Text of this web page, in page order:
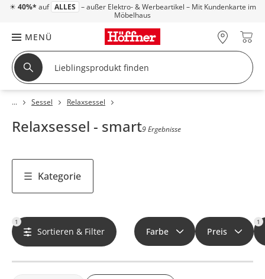
☀ 40%* auf ALLES – außer Elektro- & Werbeartikel – Mit Kundenkarte im
Möbelhaus
MENÜ
Sessel Relaxsessel
Relaxsessel - smart9 Ergebnisse
Kategorie
1
Sortieren & Filter Farbe Preis
1